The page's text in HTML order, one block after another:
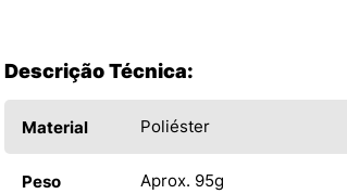
Descrição Técnica:
Material Poliéster
Peso Aprox. 95g